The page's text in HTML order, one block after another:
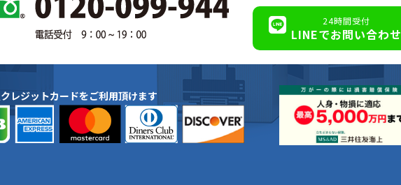
24時間受付
LINEでお問い合わせ
レジットカードをご利用頂けます